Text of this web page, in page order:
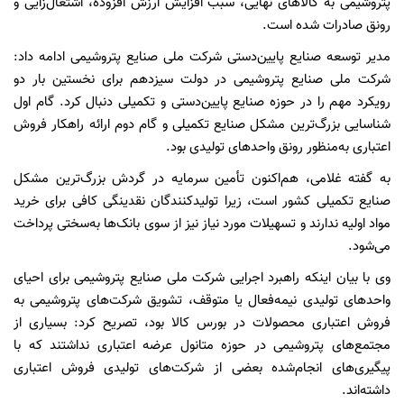
رونق صادرات شده است.
مدیر توسعه صنایع پایین‌دستی شرکت ملی صنایع پتروشیمی ادامه داد:
شرکت ملی صنایع پتروشیمی در دولت سیزدهم برای نخستین بار دو
رویکرد مهم را در حوزه صنایع پایین‌دستی و تکمیلی دنبال کرد. گام اول
شناسایی بزرگ‌ترین مشکل صنایع تکمیلی و گام دوم ارائه راهکار فروش
اعتباری به‌منظور رونق واحدهای تولیدی بود.
به گفته غلامی، هم‌اکنون تأمین سرمایه در گردش بزرگ‌ترین مشکل
صنایع تکمیلی کشور است، زیرا تولیدکنندگان نقدینگی کافی برای خرید
مواد اولیه ندارند و تسهیلات مورد نیاز نیز از سوی بانک‌ها به‌سختی پرداخت
می‌شود.
وی با بیان اینکه راهبرد اجرایی شرکت ملی صنایع پتروشیمی برای احیای
واحدهای تولیدی نیمه‌فعال یا متوقف، تشویق شرکت‌های پتروشیمی به
فروش اعتباری محصولات در بورس کالا بود، تصریح کرد: بسیاری از
مجتمع‌های پتروشیمی در حوزه متانول عرضه اعتباری نداشتند که با
پیگیری‌های انجام‌شده بعضی از شرکت‌های تولیدی فروش اعتباری
داشته‌اند.